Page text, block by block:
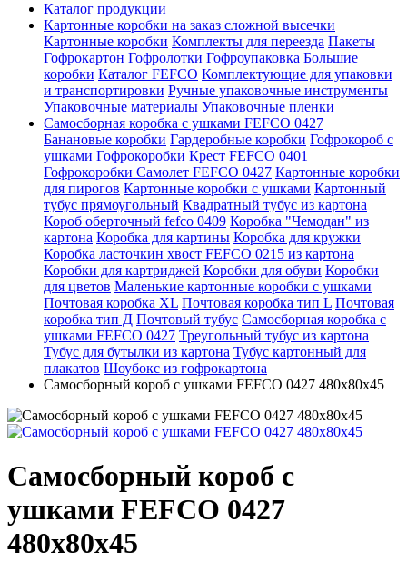
Каталог продукции
Картонные коробки на заказ сложной высечки
Картонные коробки Комплекты для переезда Пакеты
Гофрокартон Гофролотки Гофроупаковка Большие
коробки Каталог FEFCO Комплектующие для упаковки
и транспортировки Ручные упаковочные инструменты
Упаковочные материалы Упаковочные пленки
Самосборная коробка с ушками FEFCO 0427
Банановые коробки Гардеробные коробки Гофрокороб с
ушками Гофрокоробки Крест FEFCO 0401
Гофрокоробки Самолет FEFCO 0427 Картонные коробки
для пирогов Картонные коробки с ушками Картонный
тубус прямоугольный Квадратный тубус из картона
Короб оберточный fefco 0409 Коробка "Чемодан" из
картона Коробка для картины Коробка для кружки
Коробка ласточкин хвост FEFCO 0215 из картона
Коробки для картриджей Коробки для обуви Коробки
для цветов Маленькие картонные коробки с ушками
Почтовая коробка XL Почтовая коробка тип L Почтовая
коробка тип Д Почтовый тубус Самосборная коробка с
ушками FEFCO 0427 Треугольный тубус из картона
Тубус для бутылки из картона Тубус картонный для
плакатов Шоубокс из гофрокартона
Самосборный короб с ушками FEFCO 0427 480х80х45
Самосборный короб с
ушками FEFCO 0427
480х80х45